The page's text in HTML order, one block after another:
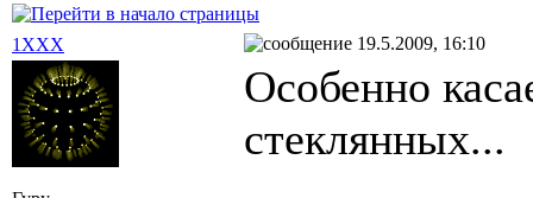
1XXX 19.5.2009, 16:10
Особенно
стеклянных...